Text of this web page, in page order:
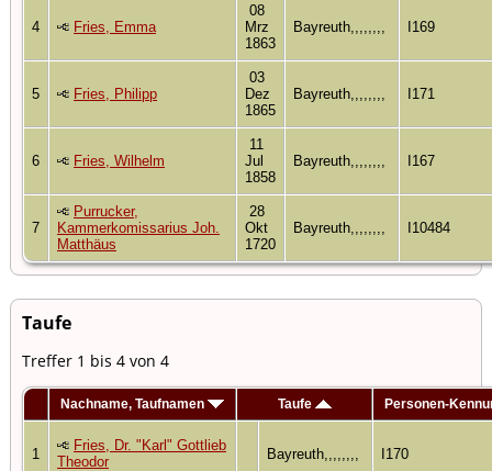
4 Fries, Emma
08
Mrz
1863
Bayreuth,,,,,,,, I169
5 Fries, Philipp
03
Dez
1865
Bayreuth,,,,,,,, I171
6 Fries, Wilhelm
11
Jul
1858
Bayreuth,,,,,,,, I167
7
Purrucker,
Kammerkomissarius Joh.
Matthäus
28
Okt
1720
Bayreuth,,,,,,,, I10484
Taufe
Treffer 1 bis 4 von 4
Nachname, Taufnamen Taufe Personen-
1
Fries, Dr. "Karl" Gottlieb
Theodor
Bayreuth,,,,,,,, I170